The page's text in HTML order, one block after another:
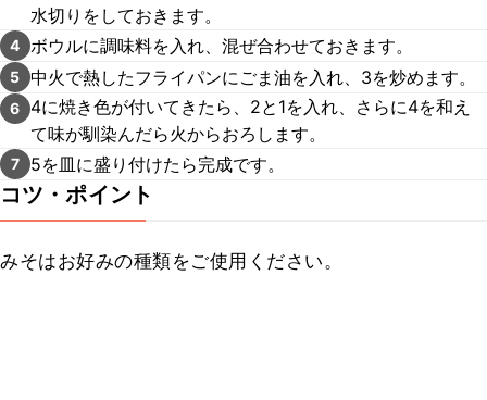
水切りをしておきます。
4 ボウルに調味料を入れ、混ぜ合わせておきます。
5 中火で熱したフライパンにごま油を入れ、3を炒めます。
6
4に焼き色が付いてきたら、2と1を入れ、さらに4を和え
て味が馴染んだら火からおろします。
7 5を皿に盛り付けたら完成です。
コツ・ポイント
みそはお好みの種類をご使用ください。